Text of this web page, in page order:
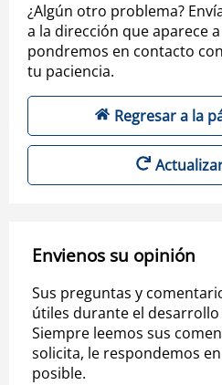
¿Algún otro problema?
a la dirección que aparece
pondremos en contacto
tu paciencia.
Regresar a la
Envienos su opinión
Sus preguntas y
útiles durante el desarrollo
Siempre leemos sus
solicita, le respondemos
posible.